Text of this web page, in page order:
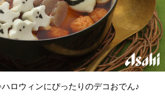
ロウィンにぴったりのデコおでん♪